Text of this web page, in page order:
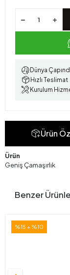
Dünya
Hızlı Teslimat
Kurulum
Ürün
Ürün
Geniş Çamaşırlık
Benzer
%15 + %10